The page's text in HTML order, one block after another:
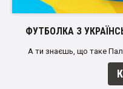
ФУТБОЛКА З
А ти знаєшь, що таке